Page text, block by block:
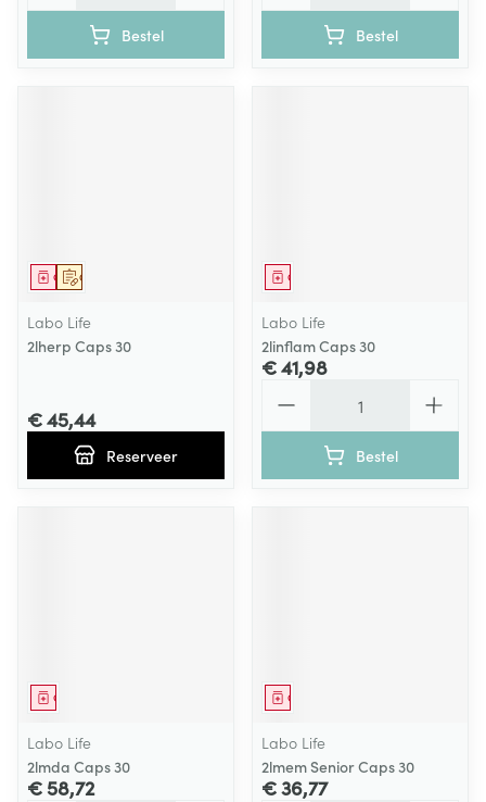
Bestel Bestel
Op voorschrift
Geneesmiddel
Labo Life
2lherp Caps 30
€ 45,44
Reserveer
Geneesmiddel
Labo Life
2linflam Caps 30
€ 41,98
Bestel
Geneesmiddel
Labo Life
2lmda Caps 30
€ 58,72
Geneesmiddel
Labo Life
2lmem Senior Caps 30
€ 36,77